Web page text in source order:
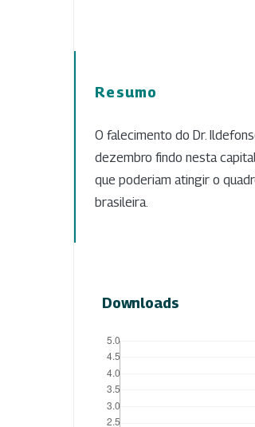
Resumo
O falecimento do Dr.
dezembro findo nesta
que poderiam atingir o
brasileira.
Downloads